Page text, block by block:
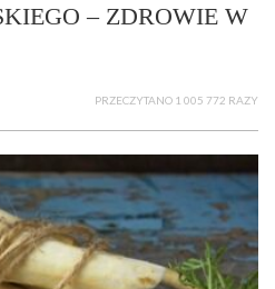
– ZDROWIE W
PRZECZYTANO 1 005 772 RAZY